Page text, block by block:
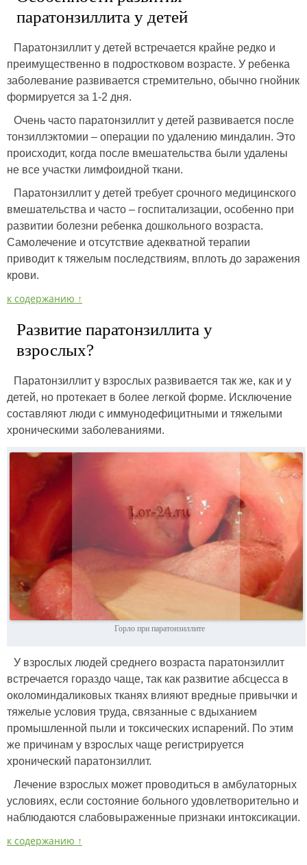
паратонзиллита у детей
Паратонзиллит у детей встречается крайне редко и
преимущественно в подростковом возрасте. У ребенка
заболевание развивается стремительно, обычно гнойник
формируется за 1-2 дня.
Очень часто паратонзиллит у детей развивается после
тонзиллэктомии – операции по удалению миндалин. Это
происходит, когда после вмешательства были удалены
не все участки лимфоидной ткани.
Паратонзиллит у детей требует срочного медицинского
вмешательства и часто – госпитализации, особенно при
развитии болезни ребенка дошкольного возраста.
Самолечение и отсутствие адекватной терапии
приводит к тяжелым последствиям, вплоть до заражения
крови.
к содержанию ↑
Развитие паратонзиллита у
взрослых?
Паратонзиллит у взрослых развивается так же, как и у
детей, но протекает в более легкой форме. Исключение
составляют люди с иммунодефицитными и тяжелыми
хроническими заболеваниями.
Горло при паратонзиллите
У взрослых людей среднего возраста паратонзиллит
встречается гораздо чаще, так как развитие абсцесса в
околоминдаликовых тканях влияют вредные привычки и
тяжелые условия труда, связанные с вдыханием
промышленной пыли и токсических испарений. По этим
же причинам у взрослых чаще регистрируется
хронический паратонзиллит.
Лечение взрослых может проводиться в амбулаторных
условиях, если состояние больного удовлетворительно и
наблюдаются слабовыраженные признаки интоксикации.
к содержанию ↑